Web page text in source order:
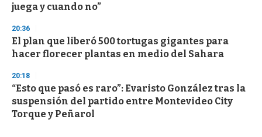
juega y cuando no”
20:36
El plan que liberó 500 tortugas gigantes para
hacer florecer plantas en medio del Sahara
20:18
“Esto que pasó es raro”: Evaristo González tras la
suspensión del partido entre Montevideo City
Torque y Peñarol